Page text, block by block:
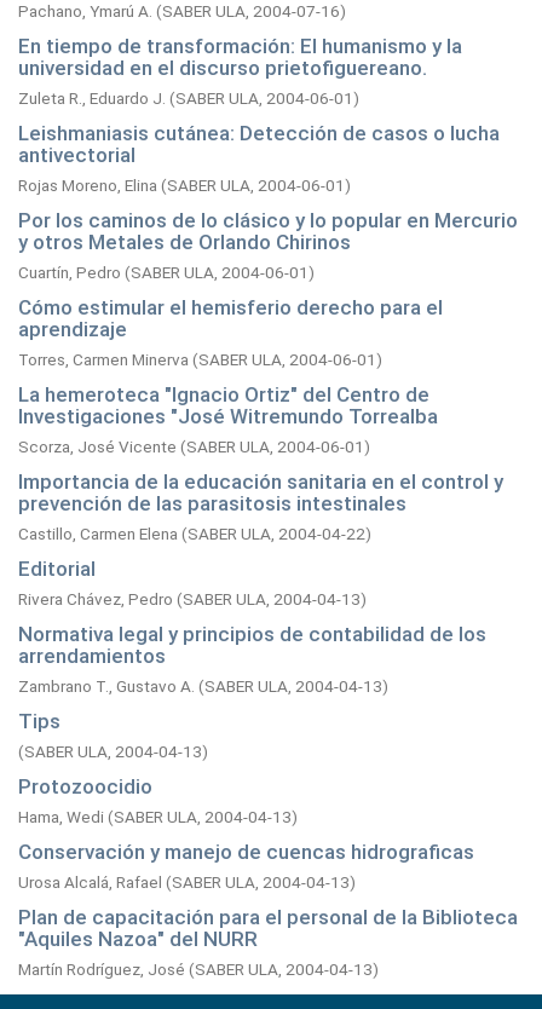
Pachano, Ymarú A. (SABER ULA, 2004-07-16)
En tiempo de transformación: El humanismo y la
universidad en el discurso prietofiguereano.
Zuleta R., Eduardo J. (SABER ULA, 2004-06-01)
Leishmaniasis cutánea: Detección de casos o lucha
antivectorial
Rojas Moreno, Elina (SABER ULA, 2004-06-01)
Por los caminos de lo clásico y lo popular en Mercurio
y otros Metales de Orlando Chirinos
Cuartín, Pedro (SABER ULA, 2004-06-01)
Cómo estimular el hemisferio derecho para el
aprendizaje
Torres, Carmen Minerva (SABER ULA, 2004-06-01)
La hemeroteca "Ignacio Ortiz" del Centro de
Investigaciones "José Witremundo Torrealba
Scorza, José Vicente (SABER ULA, 2004-06-01)
Importancia de la educación sanitaria en el control y
prevención de las parasitosis intestinales
Castillo, Carmen Elena (SABER ULA, 2004-04-22)
Editorial
Rivera Chávez, Pedro (SABER ULA, 2004-04-13)
Normativa legal y principios de contabilidad de los
arrendamientos
Zambrano T., Gustavo A. (SABER ULA, 2004-04-13)
Tips
(SABER ULA, 2004-04-13)
Protozoocidio
Hama, Wedi(SABER ULA, 2004-04-13)
Conservación y manejo de cuencas hidrograficas
Urosa Alcalá, Rafael (SABER ULA, 2004-04-13)
Plan de capacitación para el personal de la Biblioteca
"Aquiles Nazoa" del NURR
Martín Rodríguez, José (SABER ULA, 2004-04-13)